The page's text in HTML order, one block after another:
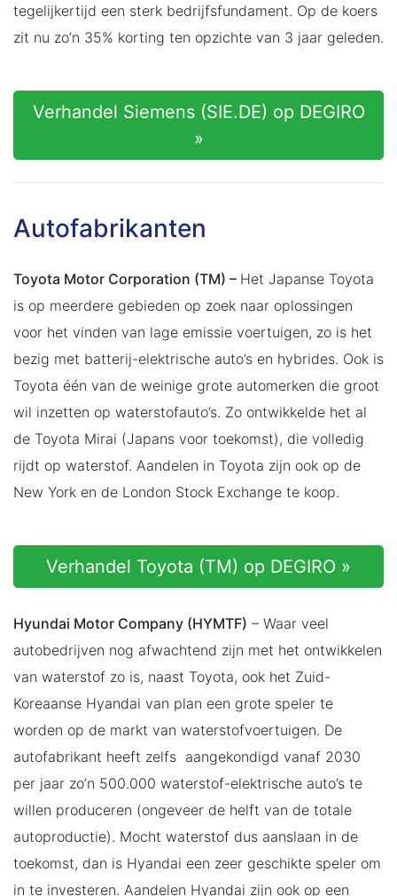
tegelijkertijd een sterk bedrijfsfundament. Op de koers
zit nu zo’n 35% korting ten opzichte van 3 jaar geleden.
Verhandel Siemens (SIE.DE) op DEGIRO
»
Autofabrikanten
Toyota Motor Corporation (TM) – Het Japanse Toyota
is op meerdere gebieden op zoek naar oplossingen
voor het vinden van lage emissie voertuigen, zo is het
bezig met batterij-elektrische auto’s en hybrides. Ook is
Toyota één van de weinige grote automerken die groot
wil inzetten op waterstofauto’s. Zo ontwikkelde het al
de Toyota Mirai (Japans voor toekomst), die volledig
rijdt op waterstof. Aandelen in Toyota zijn ook op de
New York en de London Stock Exchange te koop.
Verhandel Toyota (TM) op DEGIRO »
Hyundai Motor Company (HYMTF) – Waar veel
autobedrijven nog afwachtend zijn met het ontwikkelen
van waterstof zo is, naast Toyota, ook het Zuid-
Koreaanse Hyandai van plan een grote speler te
worden op de markt van waterstofvoertuigen. De
autofabrikant heeft zelfs aangekondigd vanaf 2030
per jaar zo’n 500.000 waterstof-elektrische auto’s te
willen produceren (ongeveer de helft van de totale
autoproductie). Mocht waterstof dus aanslaan in de
toekomst, dan is Hyandai een zeer geschikte speler om
in te investeren. Aandelen Hyandai zijn ook op een